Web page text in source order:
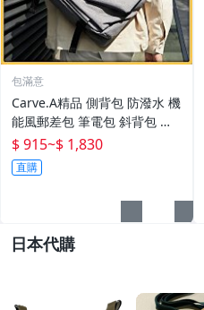
包滿意
Carve.A精品 側背包 防潑水 機
能風郵差包 筆電包 斜背包 輕
旅通勤包 大容量 多功能斜背包
電腦包
$ 915~$ 1,830
直購
日本代購